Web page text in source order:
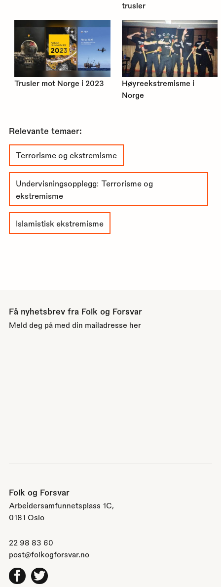
trusler
Trusler mot Norge i 2023
Høyreekstremisme i
Norge
Relevante temaer:
Terrorisme og ekstremisme
Undervisningsopplegg: Terrorisme og
ekstremisme
Islamistisk ekstremisme
Få nyhetsbrev fra Folk og Forsvar
Meld deg på med din mailadresse her
Folk og Forsvar
Arbeidersamfunnetsplass 1C,
0181 Oslo
22 98 83 60
post@folkogforsvar.no
Facebook
Twitter